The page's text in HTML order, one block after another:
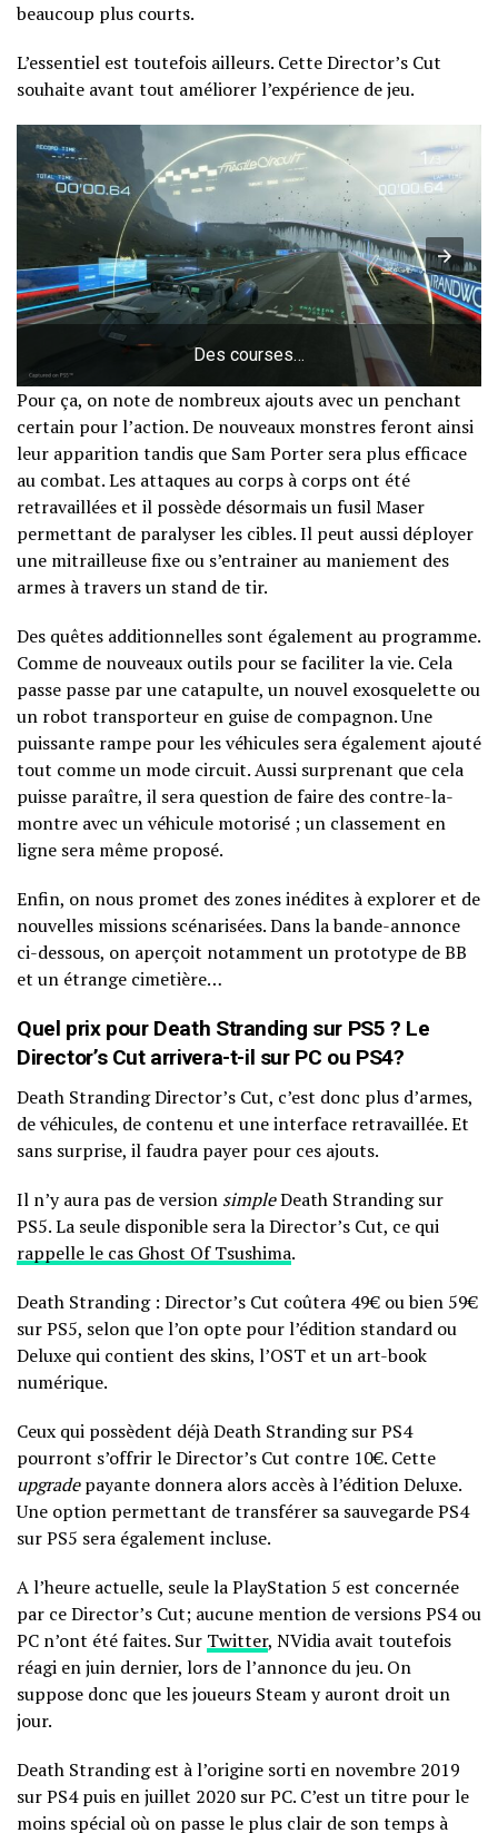
beaucoup plus courts.
L’essentiel est toutefois ailleurs. Cette Director’s Cut
souhaite avant tout améliorer l’expérience de jeu.
Des courses…
Pour ça, on note de nombreux ajouts avec un penchant
certain pour l’action. De nouveaux monstres feront ainsi
leur apparition tandis que Sam Porter sera plus efficace
au combat. Les attaques au corps à corps ont été
retravaillées et il possède désormais un fusil Maser
permettant de paralyser les cibles. Il peut aussi déployer
une mitrailleuse fixe ou s’entrainer au maniement des
armes à travers un stand de tir.
Des quêtes additionnelles sont également au programme.
Comme de nouveaux outils pour se faciliter la vie. Cela
passe passe par une catapulte, un nouvel exosquelette ou
un robot transporteur en guise de compagnon. Une
puissante rampe pour les véhicules sera également ajouté
tout comme un mode circuit. Aussi surprenant que cela
puisse paraître, il sera question de faire des contre-la-
montre avec un véhicule motorisé ; un classement en
ligne sera même proposé.
Enfin, on nous promet des zones inédites à explorer et de
nouvelles missions scénarisées. Dans la bande-annonce
ci-dessous, on aperçoit notamment un prototype de BB
et un étrange cimetière…
Quel prix pour Death Stranding sur PS5 ? Le
Director’s Cut arrivera-t-il sur PC ou PS4?
Death Stranding Director’s Cut, c’est donc plus d’armes,
de véhicules, de contenu et une interface retravaillée. Et
sans surprise, il faudra payer pour ces ajouts.
Il n’y aura pas de version simpleDeath Stranding sur
PS5. La seule disponible sera la Director’s Cut, ce qui
rappelle le cas Ghost Of Tsushima.
Death Stranding : Director’s Cut coûtera 49€ ou bien 59€
sur PS5, selon que l’on opte pour l’édition standard ou
Deluxe qui contient des skins, l’OST et un art-book
numérique.
Ceux qui possèdent déjà Death Stranding sur PS4
pourront s’offrir le Director’s Cut contre 10€. Cette
upgradepayante donnera alors accès à l’édition Deluxe.
Une option permettant de transférer sa sauvegarde PS4
sur PS5 sera également incluse.
A l’heure actuelle, seule la PlayStation 5 est concernée
par ce Director’s Cut; aucune mention de versions PS4 ou
PC n’ont été faites. Sur Twitter, NVidia avait toutefois
réagi en juin dernier, lors de l’annonce du jeu. On
suppose donc que les joueurs Steam y auront droit un
jour.
Death Stranding est à l’origine sorti en novembre 2019
sur PS4 puis en juillet 2020 sur PC. C’est un titre pour le
moins spécial où on passe le plus clair de son temps à